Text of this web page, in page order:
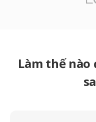
Làm thế nào